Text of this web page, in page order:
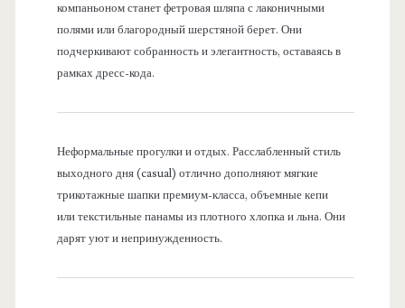
компаньоном станет фетровая шляпа с лаконичными
полями или благородный шерстяной берет. Они
подчеркивают собранность и элегантность, оставаясь в
рамках дресс-кода.
Неформальные прогулки и отдых. Расслабленный стиль
выходного дня (casual) отлично дополняют мягкие
трикотажные шапки премиум-класса, объемные кепи
или текстильные панамы из плотного хлопка и льна. Они
дарят уют и непринужденность.